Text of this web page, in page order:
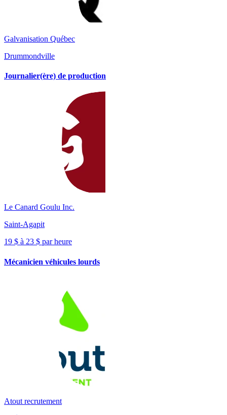
Galvanisation Québec
Drummondville
Journalier(ère) de production
Le Canard Goulu Inc.
Saint-Agapit
19 $ à 23 $ par heure
Mécanicien véhicules lourds
Atout recrutement